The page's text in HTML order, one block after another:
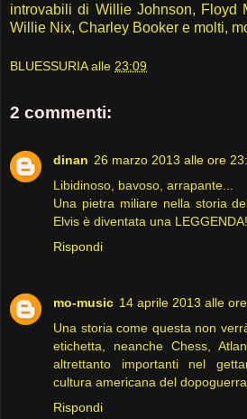
introvabili di Willie Johnson, Floyd
Willie Nix, Charley Booker e molti,
BLUESSURIA alle 23:09
2 commenti:
dinan 26 marzo 2013 alle ore
Libidinoso, bavoso, arrapante...
Una pietra miliare nella storia
Elvis è diventata una LEGGENDA!
Rispondi
mo-music 14 aprile 2013 alle
Una storia come questa non
etichetta, neanche Chess,
altrettanto importanti nel
cultura americana del dopoguerra.
Rispondi